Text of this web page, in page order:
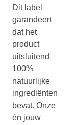
Dit label
garandeert
dat het
product
uitsluitend
100%
natuurlijke
ingrediënten
bevat. Onze
én jouw